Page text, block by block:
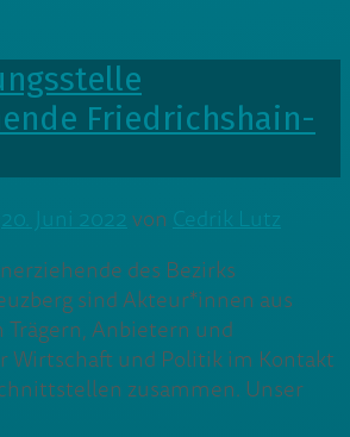
Friedrichshain-
20. Juni 2022 von Cedrik Lutz
des Bezirks
sind Akteur*innen aus
Anbietern und
Wirtschaft und Politik im Kontakt
zusammen. Unser